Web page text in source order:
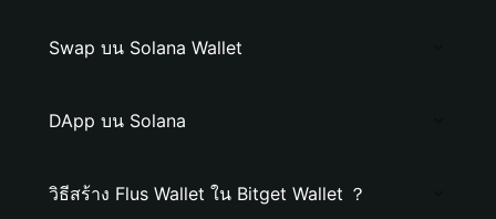
Swap บน Solana Wallet
DApp บน Solana
วิธีสร้าง Flus Wallet ใน Bitget Wallet ？